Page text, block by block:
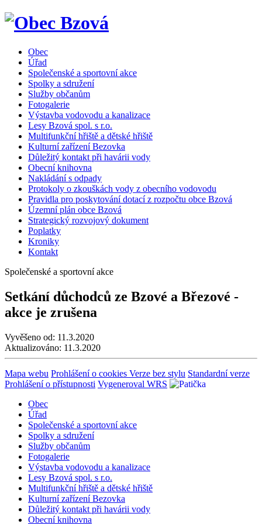
Obec
Úřad
Společenské a sportovní akce
Spolky a sdružení
Služby občanům
Fotogalerie
Výstavba vodovodu a kanalizace
Lesy Bzová spol. s r.o.
Multifunkční hřiště a dětské hřiště
Kulturní zařízení Bezovka
Důležitý kontakt při havárii vody
Obecní knihovna
Nakládání s odpady
Protokoly o zkouškách vody z obecního vodovodu
Pravidla pro poskytování dotací z rozpočtu obce Bzová
Územní plán obce Bzová
Strategický rozvojový dokument
Poplatky
Kroniky
Kontakt
Společenské a sportovní akce
Setkání důchodců ze Bzové a Březové -
akce je zrušena
Vyvěšeno od: 11.3.2020
Aktualizováno: 11.3.2020
Mapa webu Prohlášení o cookies Verze bez stylu Standardní verze
Prohlášení o přístupnosti Vygeneroval WRS
Obec
Úřad
Společenské a sportovní akce
Spolky a sdružení
Služby občanům
Fotogalerie
Výstavba vodovodu a kanalizace
Lesy Bzová spol. s r.o.
Multifunkční hřiště a dětské hřiště
Kulturní zařízení Bezovka
Důležitý kontakt při havárii vody
Obecní knihovna